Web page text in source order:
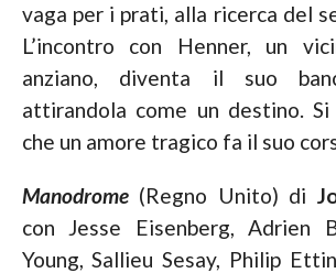
vaga per i prati, alla ricerca del
L’incontro con Henner, un
anziano, diventa il suo
attirandola come un destino.
che un amore tragico fa il suo
Manodrome(Regno Unito) di
con Jesse Eisenberg, Adrien
Young, Sallieu Sesay, Philip